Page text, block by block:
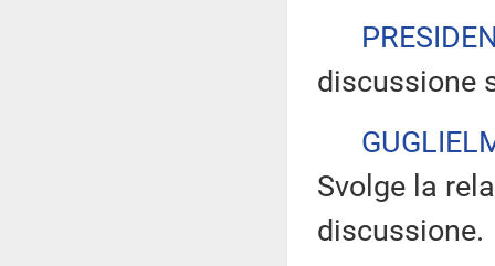
discussione
Svolge la
discussione.